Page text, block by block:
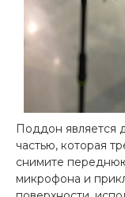
Поддон является
частью, которая
снимите
микрофона и